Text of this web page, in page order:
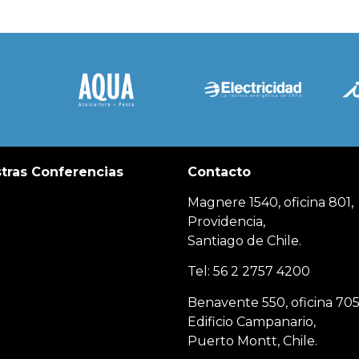
Conferencias Contacto
Magnere 1540, oficina 801,
Providencia,
Santiago de Chile.
Tel: 56 2 2757 4200
Benavente 550, oficina
Edificio Campanario,
Puerto Montt, Chile.